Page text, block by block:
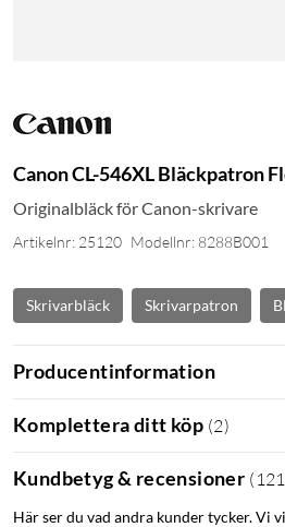
Canon CL-546XL Bläckpatron
Originalbläck för Canon-skrivare
Artikelnr: 25120 Modellnr: 8288B001
Skrivarbläck Skrivarpatron
Producentinformation
Komplettera ditt köp (2)
Kundbetyg & recensioner ( 121
Här ser du vad andra kunder tycker. Vi